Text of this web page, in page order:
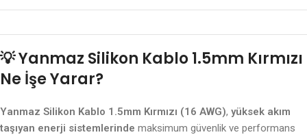
💡Yanmaz Silikon Kablo 1.5mm Kırmızı
Ne İşe Yarar?
Yanmaz Silikon Kablo 1.5mm Kırmızı (16 AWG), yüksek akım
taşıyan enerji sistemlerinde maksimum güvenlik ve performans